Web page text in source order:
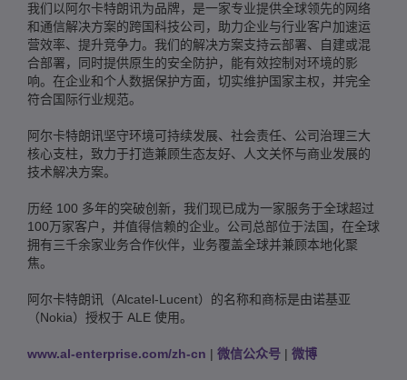
我们以阿尔卡特朗讯为品牌，是一家专业提供全球领先的网络
和通信解决方案的跨国科技公司，助力企业与行业客户加速运
营效率、提升竞争力。我们的解决方案支持云部署、自建或混
合部署，同时提供原生的安全防护，能有效控制对环境的影
响。在企业和个人数据保护方面，切实维护国家主权，并完全
符合国际行业规范。
阿尔卡特朗讯坚守环境可持续发展、社会责任、公司治理三大
核心支柱，致力于打造兼顾生态友好、人文关怀与商业发展的
技术解决方案。
历经 100 多年的突破创新，我们现已成为一家服务于全球超过
100万家客户，并值得信赖的企业。公司总部位于法国，在全球
拥有三千余家业务合作伙伴，业务覆盖全球并兼顾本地化聚
焦。
阿尔卡特朗讯（Alcatel-Lucent）的名称和商标是由诺基亚
（Nokia）授权于 ALE 使用。
www.al-enterprise.com/zh-cn | 微信公众号 | 微博